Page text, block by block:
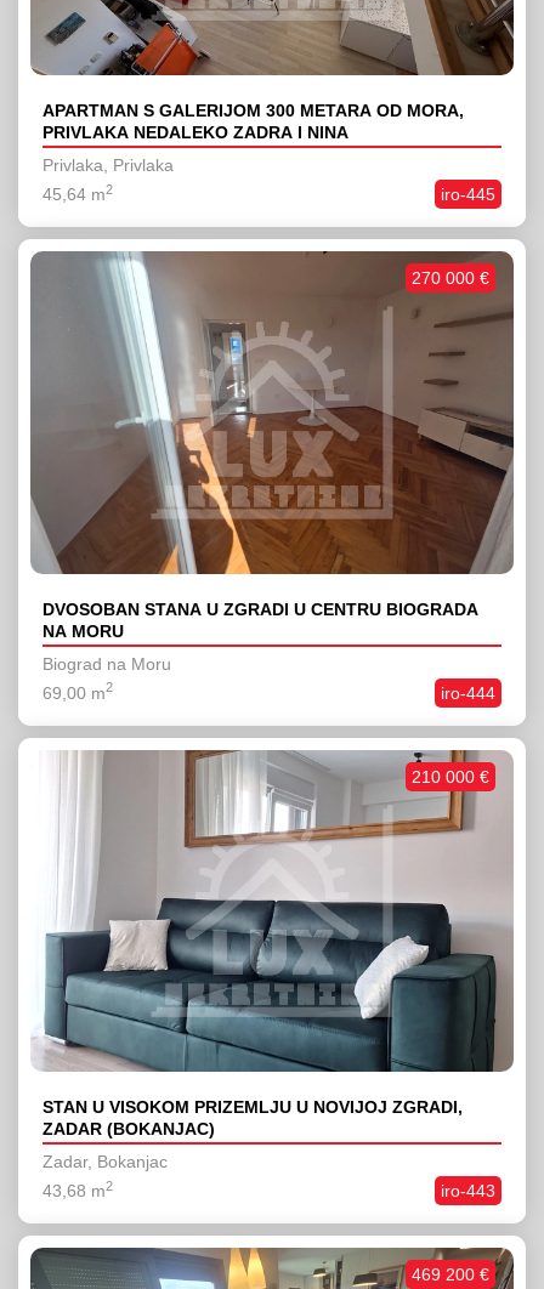
APARTMAN S GALERIJOM 300 METARA OD MORA,
PRIVLAKA NEDALEKO ZADRA I NINA
Privlaka, Privlaka
iro-445
45,64 m2
DVOSOBAN STANA U ZGRADI U CENTRU BIOGRADA
NA MORU
Biograd na Moru
iro-444
69,00 m2
270 000 €
STAN U VISOKOM PRIZEMLJU U NOVIJOJ ZGRADI,
ZADAR (BOKANJAC)
Zadar, Bokanjac
iro-443
43,68 m2
210 000 €
469 200 €